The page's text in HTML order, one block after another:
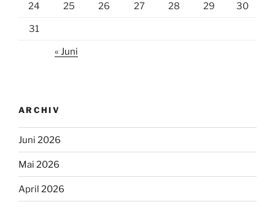
24 25 26 27 28 29 30
31
« Juni
ARCHIV
Juni 2026
Mai 2026
April 2026